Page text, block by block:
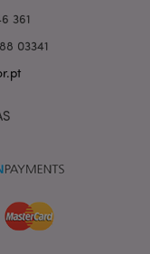
361
03341